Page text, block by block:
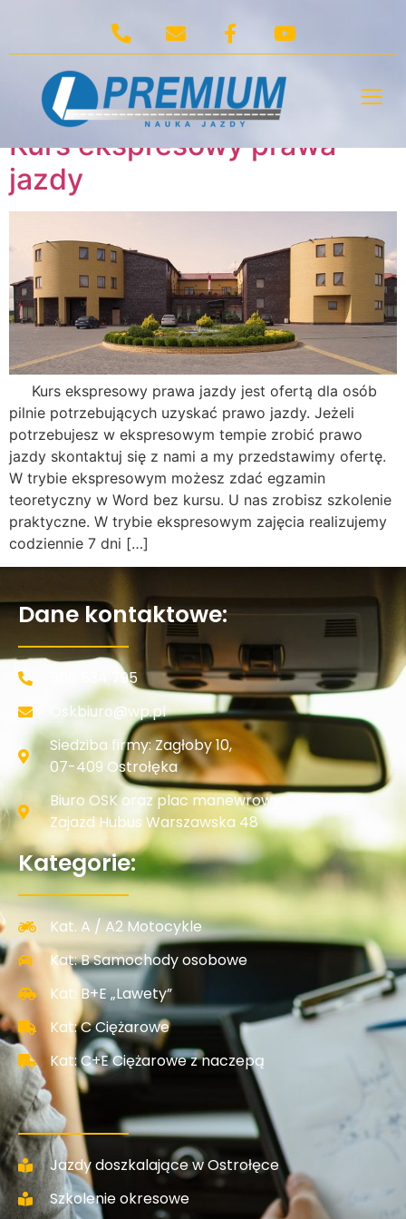
ekspresowy prawa
jazdy
Kurs ekspresowy prawa
jazdy
Kurs ekspresowy prawa jazdy jest ofertą dla osób
pilnie potrzebujących uzyskać prawo jazdy. Jeżeli
potrzebujesz w ekspresowym tempie zrobić prawo
jazdy skontaktuj się z nami a my przedstawimy ofertę.
W trybie ekspresowym możesz zdać egzamin
teoretyczny w Word bez kursu. U nas zrobisz szkolenie
praktyczne. W trybie ekspresowym zajęcia realizujemy
codziennie 7 dni […]
Dane kontaktowe:
506 534 795
Oskbiuro@wp.pl
Siedziba firmy: Zagłoby 10,
07-409 Ostrołęka
Biuro OSK oraz plac manewrowy:
Zajazd Hubus Warszawska 48
Kategorie:
Kat. A / A2 Motocykle
Kat: B Samochody osobowe
Kat: B+E „Lawety”
Kat: C Ciężarowe
Kat: C+E Ciężarowe z naczepą
Jazdy doszkalające w Ostrołęce
Szkolenie okresowe